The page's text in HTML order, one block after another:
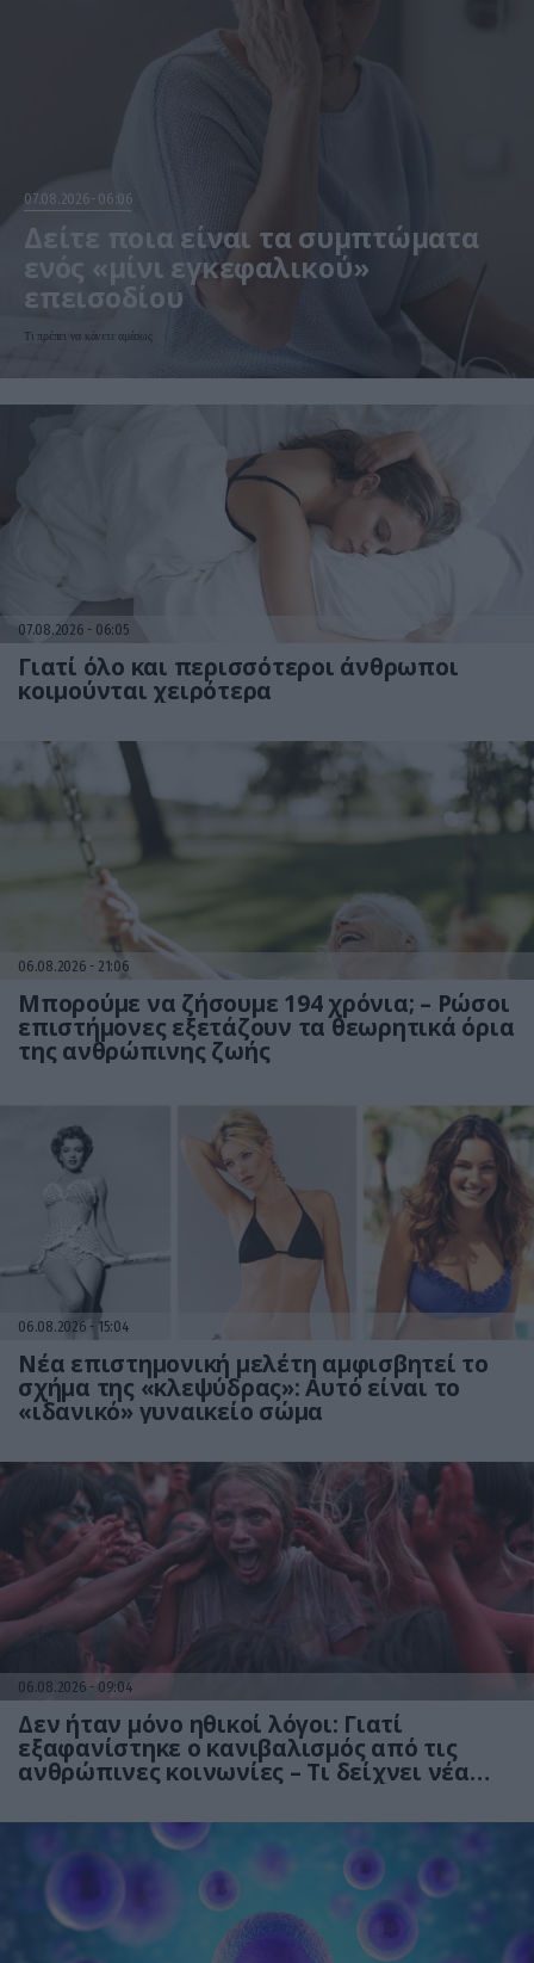
07.08.2026 06:06
Δείτε ποια είναι τα συμπτώματα
ενός «μίνι εγκεφαλικού»
επεισοδίου
Τι πρέπει να κάνετε αμέσως
07.08.2026 06:05
Γιατί όλο και περισσότεροι άνθρωποι
κοιμούνται χειρότερα
06.08.2026 21:06
Μπορούμε να ζήσουμε 194 χρόνια; – Ρώσοι
επιστήμονες εξετάζουν τα θεωρητικά όρια
της ανθρώπινης ζωής
06.08.2026 15:04
Νέα επιστημονική μελέτη αμφισβητεί το
σχήμα της «κλεψύδρας»: Αυτό είναι το
«ιδανικό» γυναικείο σώμα
06.08.2026 09:04
Δεν ήταν μόνο ηθικοί λόγοι: Γιατί
εξαφανίστηκε ο κανιβαλισμός από τις
ανθρώπινες κοινωνίες – Τι δείχνει νέα